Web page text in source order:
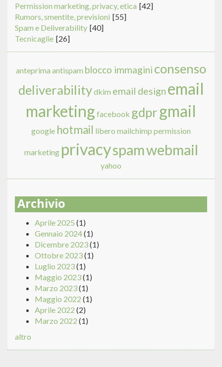
Permission marketing, privacy, etica [42]
Rumors, smentite, previsioni [55]
Spam e Deliverability [40]
Tecnicaglie [26]
anteprima antispam blocco immagini consenso
deliverabilitydkim email design email
marketing facebook gdpr gmail
google hotmail libero mailchimp permission
marketing privacyspamwebmail
yahoo
Archivio
Aprile 2025 (1)
Gennaio 2024(1)
Dicembre 2023(1)
Ottobre 2023(1)
Luglio 2023(1)
Maggio 2023(1)
Marzo 2023(1)
Maggio 2022 (1)
Aprile 2022 (2)
Marzo 2022 (1)
altro